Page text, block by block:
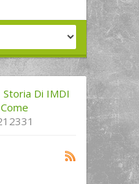
Storia Di IMDI
Come